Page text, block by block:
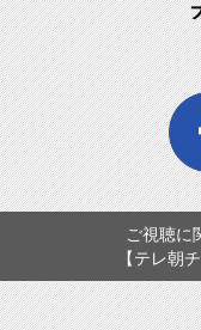
ご視聴に
【テレ朝